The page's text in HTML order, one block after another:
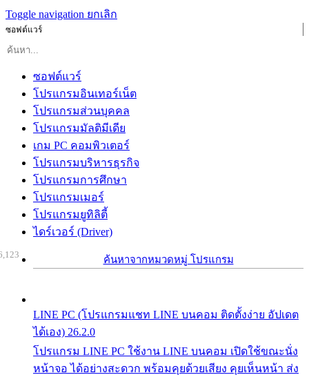
Toggle navigation ยกเลิก
ซอฟต์แวร์
ซอฟต์แวร์
โปรแกรมอินเทอร์เน็ต
โปรแกรมส่วนบุคคล
โปรแกรมมัลติมีเดีย
เกม PC คอมพิวเตอร์
โปรแกรมบริหารธุรกิจ
โปรแกรมการศึกษา
โปรแกรมเมอร์
โปรแกรมยูทิลิตี้
ไดร์เวอร์ (Driver)
ค้นหาจากหมวดหมู่ โปรแกรม
LINE PC (โปรแกรมแชท LINE บนคอม ติดตั้งง่าย อัปเดต
ได้เอง) 26.2.0
โปรแกรม LINE PC ใช้งาน LINE บนคอม เปิดใช้ขณะนั่ง
หน้าจอ ได้อย่างสะดวก พร้อมคุยด้วยเสียง คุยเห็นหน้า ส่ง